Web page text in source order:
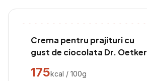
Crema pentru prajituri cu
gust de ciocolata Dr. Oetker
175kcal / 100g